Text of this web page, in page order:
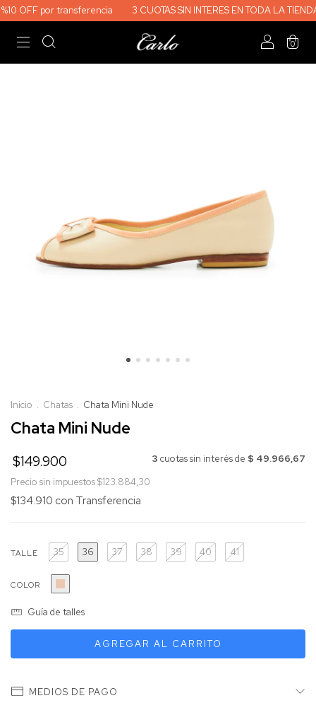
OFF por transferencia 3 CUOTAS SIN INTERES EN TODA LA TIENDA
0
Inicio . Chatas . Chata Mini Nude
Chata Mini Nude
$149.900 3 cuotas sin interés de $ 49.966,67
Precio sin impuestos$123.884,30
$134.910 con Transferencia
TALLE 35 36 37 38 39 40 41
COLOR
Guía de talles
MEDIOS DE PAGO